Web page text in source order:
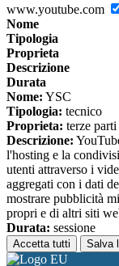
www.youtube.com
Nome
Tipologia
Proprieta
Descrizione
Durata
Nome: YSC
Tipologia: tecnico
Proprieta: terze parti
Descrizione:
l'hosting e la
utenti attraverso i
aggregati con i dati
mostrare pubblicità
propri e di altri siti
Durata: sessione
Accetta tutti Salva